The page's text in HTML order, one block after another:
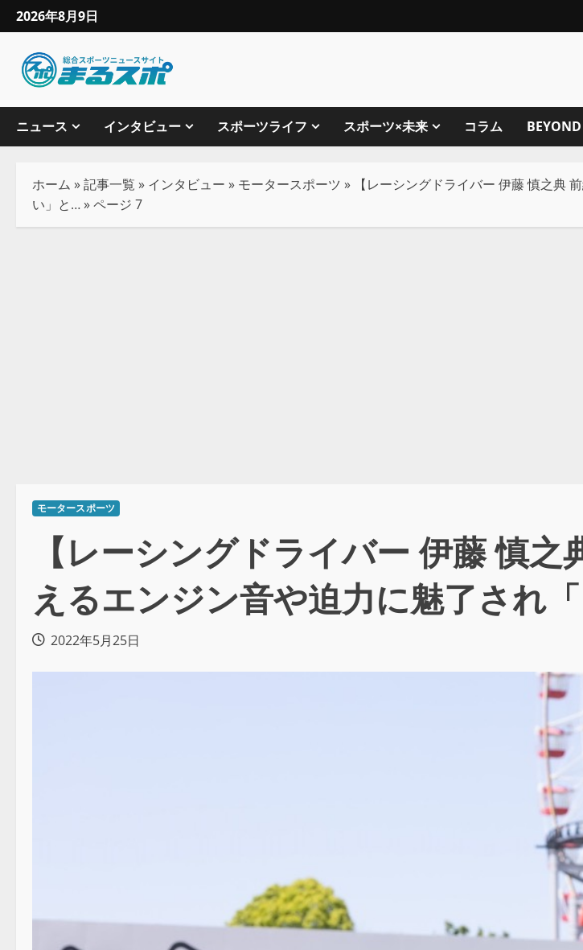
2026年8月9日
ニュース インタビュー スポーツライフ スポーツ×未来 コラム
ホーム »記事一覧 » インタビュー » モータースポーツ »
【レーシングドライバー 伊藤 慎之典
い」と…»ページ 7
モータースポーツ
【レーシングドライバー 伊藤 慎
えるエンジン音や迫力に魅了され
2022年5月25日